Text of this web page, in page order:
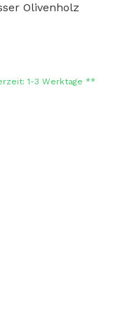
Olivenholz
1-3 Werktage **